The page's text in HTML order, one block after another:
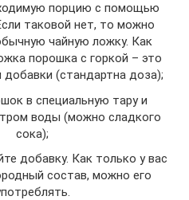
порцию с помощью
таковой нет, то можно
чайную ложку. Как
порошка с горкой – это
(стандартна доза);
в специальную тару и
воды (можно сладкого
сока);
добавку. Как только у вас
состав, можно его